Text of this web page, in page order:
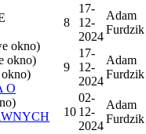
okno)
okno)
O
8
17-
12-
2024
Adam
Furdzik
9
17-
12-
2024
Adam
Furdzik
10
02-
12-
2024
Adam
Furdzik